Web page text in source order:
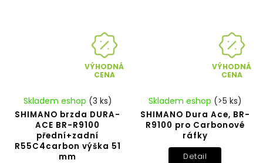
VÝHODNÁ
CENA
SHIMANO brzda DURA-
ACE BR-R9100
přední+zadní
R55C4carbon výška 51
mm
Skladem eshop (3 ks)
VÝHODNÁ
CENA
SHIMANO Dura Ace, BR-
R9100 pro Carbonové
ráfky
Skladem eshop (>5 ks)
Detail